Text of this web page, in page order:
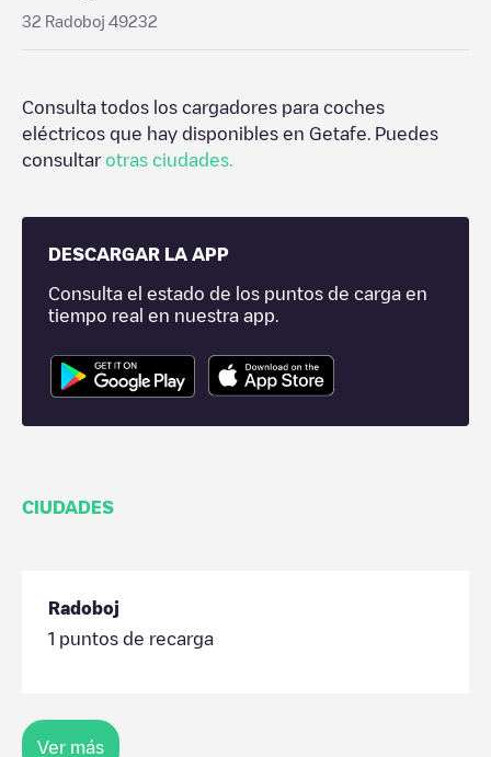
32 Radoboj 49232
Consulta todos los cargadores para coches
eléctricos que hay disponibles en Getafe . Puedes
consultarotras ciudades.
DESCARGAR LA APP
Consulta el estado de los puntos de carga en
tiempo real en nuestra app.
CIUDADES
Radoboj
1 puntos de recarga
Ver más